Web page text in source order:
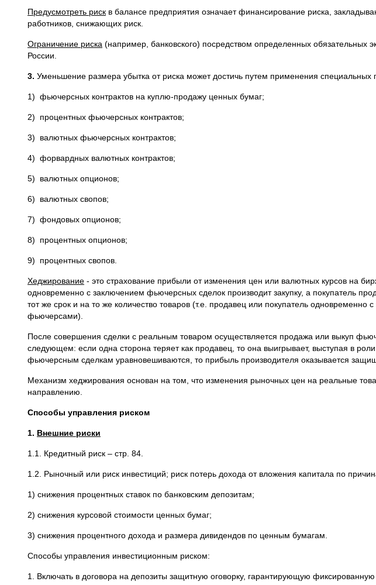
Предусмотреть риск в балансе предприятия означает финансирование риска,
работников, снижающих риск.
Ограничение риска (например, банковского) посредством определенных обязательных
России.
3. Уменьшение размера убытка от риска может достичь путем применения
1) фьючерсных контрактов на куплю-продажу ценных бумаг;
2) процентных фьючерсных контрактов;
3) валютных фьючерсных контрактов;
4) форвардных валютных контрактов;
5) валютных опционов;
6) валютных свопов;
7) фондовых опционов;
8) процентных опционов;
9) процентных свопов.
Хеджирование - это страхование прибыли от изменения цен или валютных курсов на
одновременно с заключением фьючерсных сделок производит закупку, а покупатель
тот же срок и на то же количество товаров (т.е. продавец или покупатель
фьючерсами).
После совершения сделки с реальным товаром осуществляется продажа или выкуп
следующем: если одна сторона теряет как продавец, то она выигрывает, выступая в
фьючерсным сделкам уравновешиваются, то прибыль производителя оказывается
Механизм хеджирования основан на том, что изменения рыночных цен на реальные
направлению.
Способы управления риском
1. Внешние риски
1.1. Кредитный риск – стр. 84.
1.2. Рыночный или риск инвестиций; риск потерь дохода от вложения капитала по
1) снижения процентных ставок по банковским депозитам;
2) снижения курсовой стоимости ценных бумаг;
3) снижения процентного дохода и размера дивидендов по ценным бумагам.
Способы управления инвестиционным риском:
1. Включать в договора на депозиты защитную оговорку, гарантирующую фиксированную